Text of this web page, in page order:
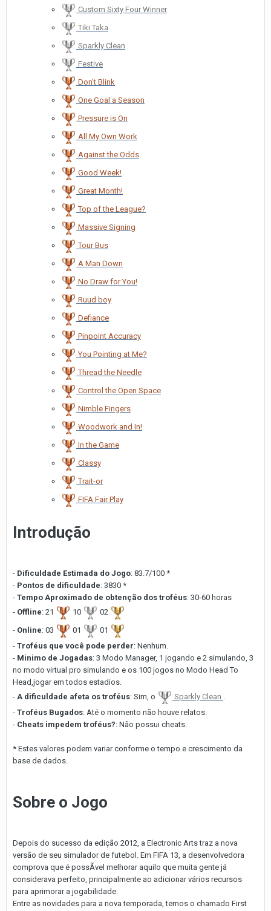
Custom Sixty Four Winner
Tiki Taka
Sparkly Clean
Festive
Don't Blink
One Goal a Season
Pressure is On
All My Own Work
Against the Odds
Good Week!
Great Month!
Top of the League?
Massive Signing
Tour Bus
A Man Down
No Draw for You!
Ruud boy
Defiance
Pinpoint Accuracy
You Pointing at Me?
Thread the Needle
Control the Open Space
Nimble Fingers
Woodwork and In!
In the Game
Classy
Trait-or
FIFA Fair Play
Introdução
- Dificuldade Estimada do Jogo: 83.7/100 *
- Pontos de dificuldade: 3830 *
- Tempo Aproximado de obtenção dos troféus: 30-60 horas
- Offline: 21 10
02
- Online: 03 01
01
- Troféus que você pode perder: Nenhum.
- Minimo de Jogadas: 3 Modo Manager, 1 jogando e 2 simulando, 3
no modo virtual pro simulando e os 100 jogos no Modo Head To
Head,jogar em todos estadios.
- A dificuldade afeta os troféus: Sim, o Sparkly Clean .
- Troféus Bugados: Até o momento não houve relatos.
- Cheats impedem troféus?: Não possui cheats.
* Estes valores podem variar conforme o tempo e crescimento da
base de dados.
Sobre o Jogo
Depois do sucesso da edição 2012, a Electronic Arts traz a nova
versão de seu simulador de futebol. Em FIFA 13, a desenvolvedora
comprova que é possÃ­vel melhorar aquilo que muita gente já
considerava perfeito, principalmente ao adicionar vários recursos
para aprimorar a jogabilidade.
Entre as novidades para a nova temporada, temos o chamado First